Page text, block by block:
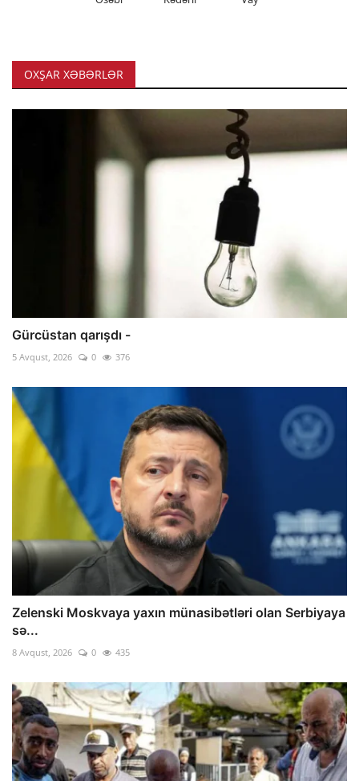
OXŞAR XƏBƏRLƏR
Gürcüstan qarışdı -
5 Avqust, 2026 0 376
Zelenski Moskvaya yaxın münasibətləri olan Serbiyaya
sə...
8 Avqust, 2026 0 435